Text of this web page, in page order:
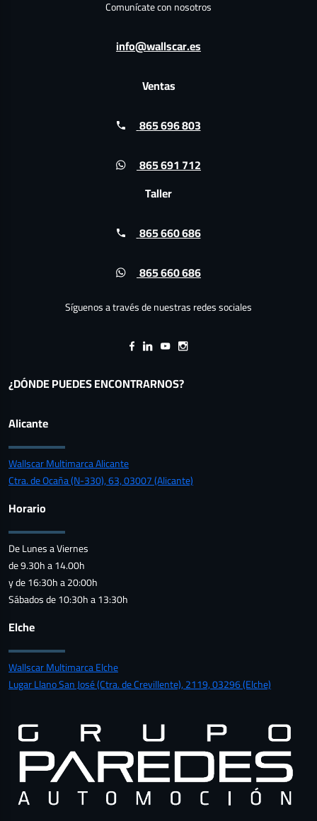
Comunícate con nosotros
info@wallscar.es
Ventas
865 696 803
865 691 712
Taller
865 660 686
865 660 686
Síguenos a través de nuestras redes sociales
¿DÓNDE PUEDES ENCONTRARNOS?
Alicante
Wallscar Multimarca Alicante
Ctra. de Ocaña (N-330), 63, 03007 (Alicante)
Horario
De Lunes a Viernes
de 9.30h a 14.00h
y de 16:30h a 20:00h
Sábados de 10:30h a 13:30h
Elche
Wallscar Multimarca Elche
Lugar Llano San José (Ctra. de Crevillente), 2119, 03296 (Elche)